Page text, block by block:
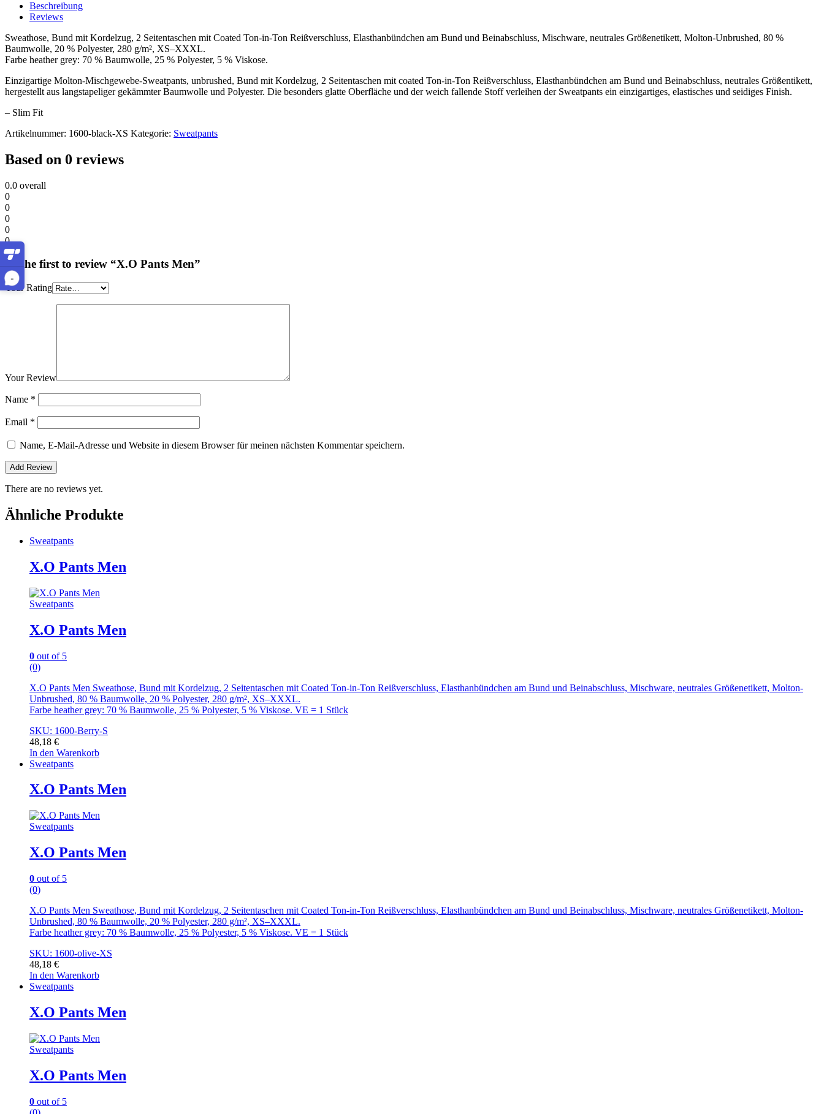
-
Beschreibung
Reviews
Sweathose, Bund mit Kordelzug, 2 Seitentaschen mit Coated Ton-in-Ton Reißverschluss, Elasthanbündchen am Bund und Beinabschluss, Mischware, neutrales Größenetikett, Molton-Unbrushed, 80 %
Baumwolle, 20 % Polyester, 280 g/m², XS–XXXL.
Farbe heather grey: 70 % Baumwolle, 25 % Polyester, 5 % Viskose.
Einzigartige Molton-Mischgewebe-Sweatpants, unbrushed, Bund mit Kordelzug, 2 Seitentaschen mit coated Ton-in-Ton Reißverschluss, Elasthanbündchen am Bund und Beinabschluss, neutrales Größentikett,
hergestellt aus langstapeliger gekämmter Baumwolle und Polyester. Die besonders glatte Oberfläche und der weich fallende Stoff verleihen der Sweatpants ein einzigartiges, elastisches und seidiges Finish.
– Slim Fit
Artikelnummer: 1600-black-XS Kategorie: Sweatpants
Based on 0 reviews
0.0 overall
0
0
0
0
0
Be the first to review “X.O Pants Men”
Your Rating
Your Review
Name *
Email *
Name, E-Mail-Adresse und Website in diesem Browser für meinen nächsten Kommentar speichern.
There are no reviews yet.
Ähnliche Produkte
Sweatpants
X.O Pants Men
Sweatpants
X.O Pants Men
0 out of 5
(0)
X.O Pants Men Sweathose, Bund mit Kordelzug, 2 Seitentaschen mit Coated Ton-in-Ton Reißverschluss, Elasthanbündchen am Bund und Beinabschluss, Mischware, neutrales Größenetikett, Molton-
Unbrushed, 80 % Baumwolle, 20 % Polyester, 280 g/m², XS–XXXL.
Farbe heather grey: 70 % Baumwolle, 25 % Polyester, 5 % Viskose. VE = 1 Stück
SKU: 1600-Berry-S
48,18 €
In den Warenkorb
Sweatpants
X.O Pants Men
Sweatpants
X.O Pants Men
0 out of 5
(0)
X.O Pants Men Sweathose, Bund mit Kordelzug, 2 Seitentaschen mit Coated Ton-in-Ton Reißverschluss, Elasthanbündchen am Bund und Beinabschluss, Mischware, neutrales Größenetikett, Molton-
Unbrushed, 80 % Baumwolle, 20 % Polyester, 280 g/m², XS–XXXL.
Farbe heather grey: 70 % Baumwolle, 25 % Polyester, 5 % Viskose. VE = 1 Stück
SKU: 1600-olive-XS
48,18 €
In den Warenkorb
Sweatpants
X.O Pants Men
Sweatpants
X.O Pants Men
0 out of 5